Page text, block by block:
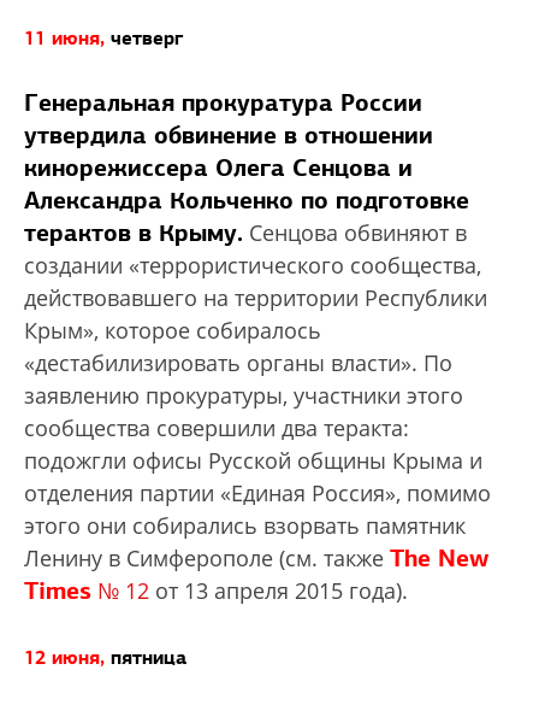
11 июня, четверг
Генеральная прокуратура России
утвердила обвинение в отношении
кинорежиссера Олега Сенцова и
Александра Кольченко по подготовке
терактов в Крыму. Сенцова обвиняют в
создании «террористического сообщества,
действовавшего на территории Республики
Крым», которое собиралось
«дестабилизировать органы власти». По
заявлению прокуратуры, участники этого
сообщества совершили два теракта:
подожгли офисы Русской общины Крыма и
отделения партии «Единая Россия», помимо
этого они собирались взорвать памятник
Ленину в Симферополе (см. также The New
Times № 12 от 13 апреля 2015 года).
12 июня, пятница